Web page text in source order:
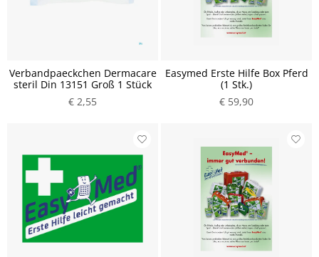
Verbandpaeckchen Dermacare
steril Din 13151 Groß 1 Stück
€ 2,55
Easymed Erste Hilfe Box Pferd
(1 Stk.)
€ 59,90